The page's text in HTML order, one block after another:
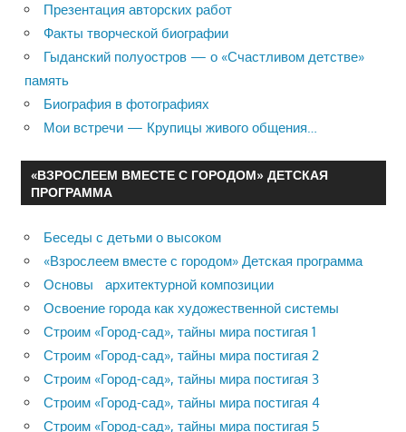
Презентация авторских работ
Факты творческой биографии
Гыданский полуостров — о «Счастливом детстве»
память
Биография в фотографиях
Мои встречи — Крупицы живого общения…
«ВЗРОСЛЕЕМ ВМЕСТЕ С ГОРОДОМ» ДЕТСКАЯ
ПРОГРАММА
Беседы с детьми о высоком
«Взрослеем вместе с городом» Детская программа
Основы архитектурной композиции
Освоение города как художественной системы
Строим «Город-сад», тайны мира постигая 1
Строим «Город-сад», тайны мира постигая 2
Строим «Город-сад», тайны мира постигая 3
Строим «Город-сад», тайны мира постигая 4
Строим «Город-сад», тайны мира постигая 5